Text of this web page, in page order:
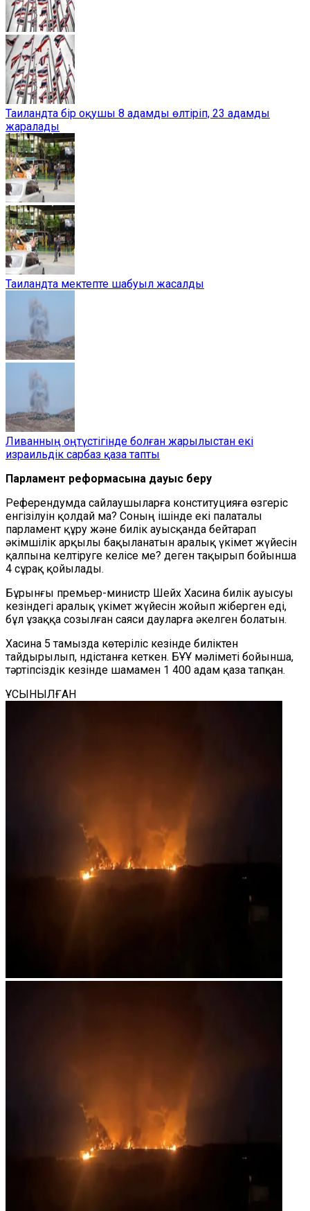
Таиландта бір оқушы 8 адамды өлтіріп, 23 адамды
жаралады
Таиландта мектепте шабуыл жасалды
Ливанның оңтүстігінде болған жарылыстан екі
израильдік сарбаз қаза тапты
Парламент реформасына дауыс беру
Референдумда сайлаушыларға конституцияға өзгеріс
енгізілуін қолдай ма? Соның ішінде екі палаталы
парламент құру және билік ауысқанда бейтарап
әкімшілік арқылы бақыланатын аралық үкімет жүйесін
қалпына келтіруге келісе ме? деген тақырып бойынша
4 сұрақ қойылады.
Бұрынғы премьер-министр Шейх Хасина билік ауысуы
кезіндегі аралық үкімет жүйесін жойып жіберген еді,
бұл ұзаққа созылған саяси дауларға әкелген болатын.
Хасина 5 тамызда көтеріліс кезінде биліктен
тайдырылып, Үндістанға кеткен. БҰҰ мәліметі бойынша,
тәртіпсіздік кезінде шамамен 1 400 адам қаза тапқан.
ҰСЫНЫЛҒАН